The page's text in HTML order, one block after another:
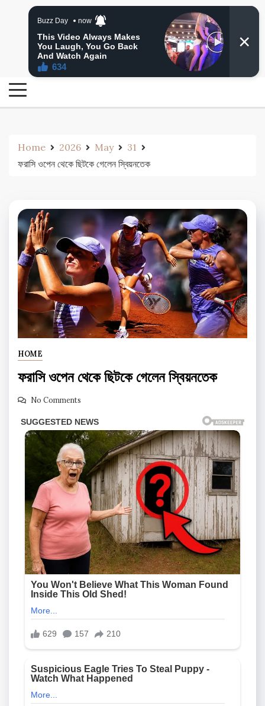
24 Ghanta Bangla News
24 Ghanta Bengali News
Home 2026 May
31
ফরাসি ওপেন থেকে ছিটকে গেলেন স্বিয়নতেক
HOME
ফরাসি ওপেন থেকে ছিটকে গেলেন স্বিয়নতেক
No Comments